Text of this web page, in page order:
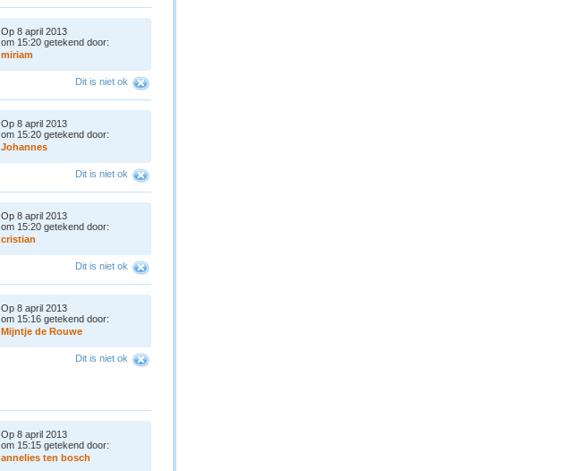
Op 8 april 2013
om 15:20 getekend door:
miriam
Dit is niet ok
Op 8 april 2013
om 15:20 getekend door:
Johannes
Dit is niet ok
Op 8 april 2013
om 15:20 getekend door:
cristian
Dit is niet ok
Op 8 april 2013
om 15:16 getekend door:
Mijntje de Rouwe
Dit is niet ok
Op 8 april 2013
om 15:15 getekend door:
annelies ten bosch